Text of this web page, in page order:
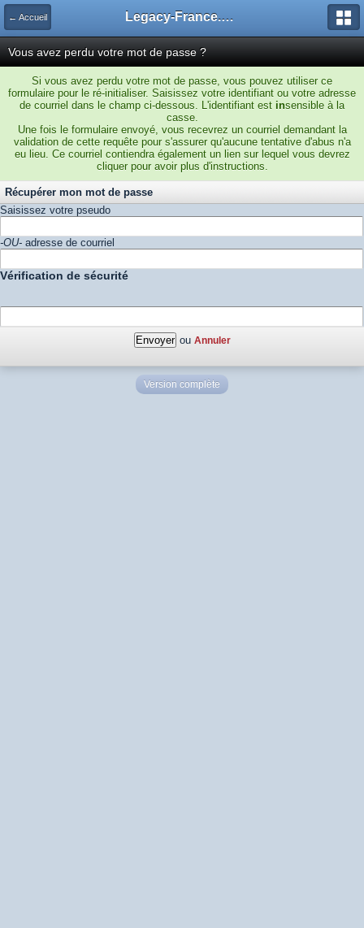
← Accueil Legacy-France.org - Forum
Vous avez perdu votre mot de passe ?
Si vous avez perdu votre mot de passe, vous pouvez utiliser ce
formulaire pour le ré-initialiser. Saisissez votre identifiant ou votre adresse
de courriel dans le champ ci-dessous. L'identifiant est insensible à la
casse.
Une fois le formulaire envoyé, vous recevrez un courriel demandant la
validation de cette requête pour s'assurer qu'aucune tentative d'abus n'a
eu lieu. Ce courriel contiendra également un lien sur lequel vous devrez
cliquer pour avoir plus d'instructions.
Récupérer mon mot de passe
Saisissez votre pseudo
-OU- adresse de courriel
Vérification de sécurité
ou Annuler
Version complète